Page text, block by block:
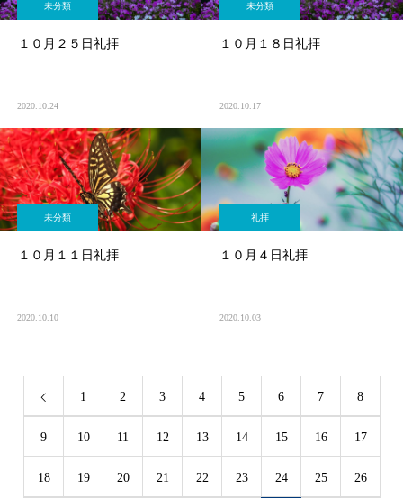
未分類
１０月２５日礼拝
2020.10.24
未分類
１０月１８日礼拝
2020.10.17
未分類
１０月１１日礼拝
2020.10.10
礼拝
１０月４日礼拝
2020.10.03
1 2 3 4 5 6 7 8
9 10 11 12 13 14 15 16 17
18 19 20 21 22 23 24 25 26